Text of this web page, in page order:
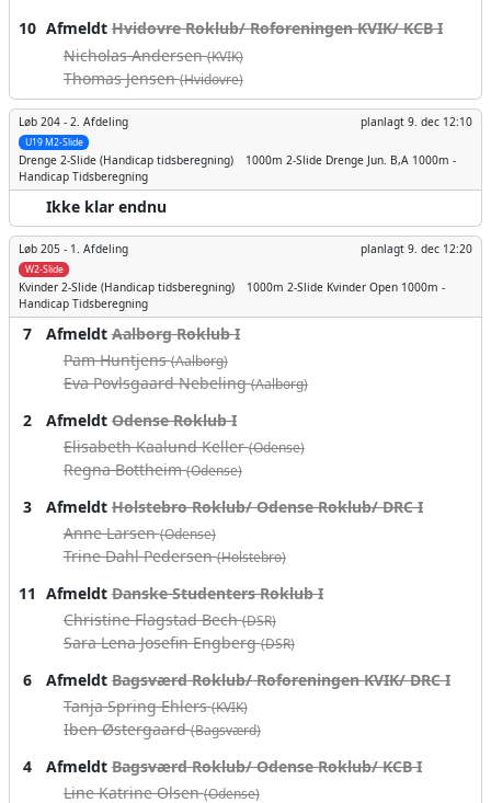
10 AfmeldtHvidovre Roklub/ Roforeningen KVIK/ KCB I
Nicholas Andersen(KVIK)
Thomas Jensen(Hvidovre)
Løb 204 - 2. Afdeling planlagt 9. dec 12:10
U19 M2-Slide
Drenge 2-Slide (Handicap tidsberegning) 1000m 2-Slide Drenge Jun. B,A 1000m -
Handicap Tidsberegning
Ikke klar endnu
Løb 205 - 1. Afdeling planlagt 9. dec 12:20
W2-Slide
Kvinder 2-Slide (Handicap tidsberegning) 1000m 2-Slide Kvinder Open 1000m -
Handicap Tidsberegning
7 AfmeldtAalborg Roklub I
Pam Huntjens(Aalborg)
Eva Povlsgaard Nebeling(Aalborg)
2 AfmeldtOdense Roklub I
Elisabeth Kaalund Keller(Odense)
Regna Bottheim(Odense)
3 AfmeldtHolstebro Roklub/ Odense Roklub/ DRC I
Anne Larsen(Odense)
Trine Dahl Pedersen(Holstebro)
11 AfmeldtDanske Studenters Roklub I
Christine Flagstad Bech(DSR)
Sara Lena Josefin Engberg(DSR)
6 AfmeldtBagsværd Roklub/ Roforeningen KVIK/ DRC I
Tanja Spring Ehlers(KVIK)
Iben Østergaard(Bagsværd)
4 AfmeldtBagsværd Roklub/ Odense Roklub/ KCB I
Line Katrine Olsen(Odense)